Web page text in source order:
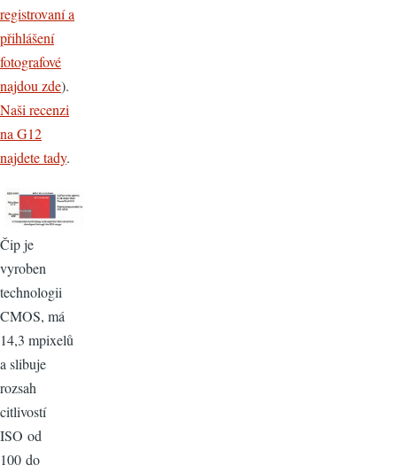
registrovaní a
přihlášení
fotografové
najdou zde).
Naši recenzi
na G12
najdete tady.
Čip je
vyroben
technologii
CMOS, má
14,3 mpixelů
a slibuje
rozsah
citlivostí
ISO od
100 do